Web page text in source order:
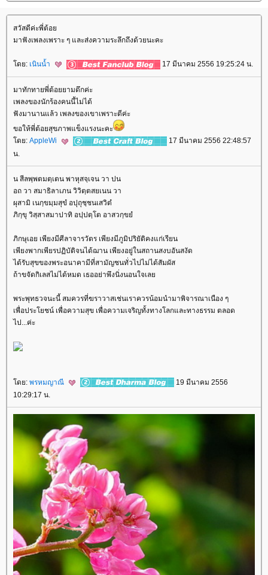
สวัสดีค่ะพี่ต้อ
มาฟังเพลงเพราะ ๆ และส่งความระลึกถึงด้วยนะคะ
ดย: เนินน้ำ 17 มีนาคม 2556 19:25:24 น.
มาทักทายพี่ต้อยยามดึกค่ะ
เพลงของนักร้องคนนี้ไม่ได้
ฟังมานานแล้ว เพลงของเขาเพราะดีค่ะ
ขอให้พี่ต้อยสุขภาพแข็งแรงนะคะ
ดย: AppleWi
17 มีนาคม 2556 22:48:57
น.
น สีลพฺพตมตฺเตน พาหุสจฺเจน วา ปน
อถ วา สมาธิลาเภน วิวิตฺตสยเนน วา
ผุสามิ เนกฺขมฺมสุขํ อปุถุชฺชนเสวิตํ
ภิกฺขุ วิสฺสาสมาปาทิ อปฺปตฺโต อาสวกฺขยํ
ภิกษุเอย เพียงมีศีลาจารวัตร เพียงมีภูมิปริยัติคงแก่เรียน
เพียงพากเพียรปฏิบัติจนได้ฌาน เพียงอยู่ในสถานสงบอันสงัด
ได้รับสุขของพระอนาคามีที่สามัญชนทั่วไปไม่ได้สัมผัส
ถ้าขจัดกิเลสไม่ได้หมด เธออย่าพึงนิ่งนอนใจเล
พระพุทธวจนะนี้ สมควรที่ฆราวาสเช่นเราควรน้อมนำมาพิจารณาเนือง ๆ
เพื่อประโยชน์ เพื่อความสุข เพื่อความเจริญทั้งทางโลกและทางธรรม ตลอด
ไป...ค่ะ
ดย: พรหมญาณี
19 มีนาคม 2556
10:29:17 น.